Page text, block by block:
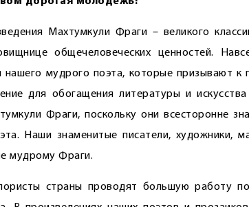
Махтумкули Фраги – великого
общечеловеческих ценностей.
нашего мудрого поэта, которые призывают к
для обогащения литературы и
Фраги, поскольку они всесторонне
Наши знаменитые писатели, художники,
мудрому Фраги.
страны проводят большую работу